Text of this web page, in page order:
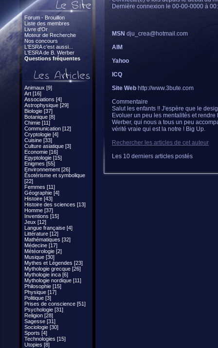
Forum - Brouillon
Liste des membres
Livre d'Or
Moteur de Recherche
Nos concours
L'ESRA c'est aussi...
L'ESRA de B. Werber
Questions fréquentes
Animaux [9]
Art [16]
Associations [4]
Astrophysique [29]
Biologie [37]
Botanique [8]
Chimie [11]
Communication [12]
Cryptologie [4]
Cuisine [33]
Culture asiatique [3]
Economie [16]
Egyptologie [15]
Enigmes [55]
Environnement [26]
Ésotérisme et symbolique
[22]
Femmes [11]
Géographie [4]
Histoire [43]
Histoire des sciences [13]
Homme [37]
Inventions [15]
Jeux [12]
Langue française [4]
Littérature [12]
Mathématiques [32]
Médecine [17]
Météorologie [2]
Musique [30]
Mythes et Légendes [23]
Mythologie grecque [26]
Mythologie inca [6]
Mythologie nordique [11]
Philosophie [15]
Physique [17]
Politique [3]
Prises de conscience [51]
Psychologie [31]
Religion [28]
Sagesse [31]
Sociologie [30]
Sports [4]
Technologies [15]
Utopies [8]
Dernière connexion le 00-00-0000 à
MSN dju_crea@hotmail.com
AIM
Yahoo
ICQ
Site Web http://www.3bute.com
Commentaire
Salut les enfants !! J'espère que le
Evoluer un peu les mentalités et
Werber, qui nous a tous un peu
vérité vraie qui est la notre ! Big Up.
Rechercher les articles de cet auteur
Les 10 derniers articles postés